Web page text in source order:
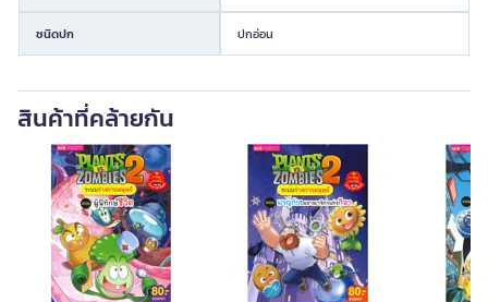
ชนิดปก ปกอ่อน
สินค้าที่คล้ายกัน